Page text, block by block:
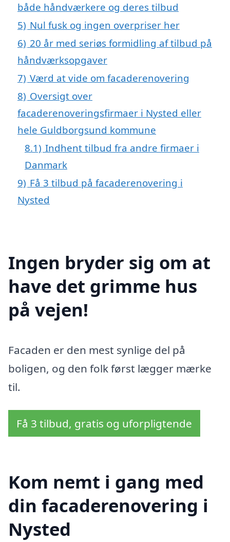
både håndværkere og deres tilbud
5) Nul fusk og ingen overpriser her
6) 20 år med seriøs formidling af tilbud på
håndværksopgaver
7) Værd at vide om facaderenovering
8) Oversigt over
facaderenoveringsfirmaer i Nysted eller
hele Guldborgsund kommune
8.1) Indhent tilbud fra andre firmaer i
Danmark
9) Få 3 tilbud på facaderenovering i
Nysted
Ingen bryder sig om at
have det grimme hus
på vejen!
Facaden er den mest synlige del på
boligen, og den folk først lægger mærke
til.
Få 3 tilbud, gratis og uforpligtende
Kom nemt i gang med
din facaderenovering i
Nysted